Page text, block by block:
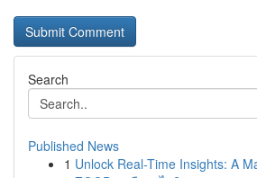
Search
Published News
1 Unlock Real-Time Insights: A